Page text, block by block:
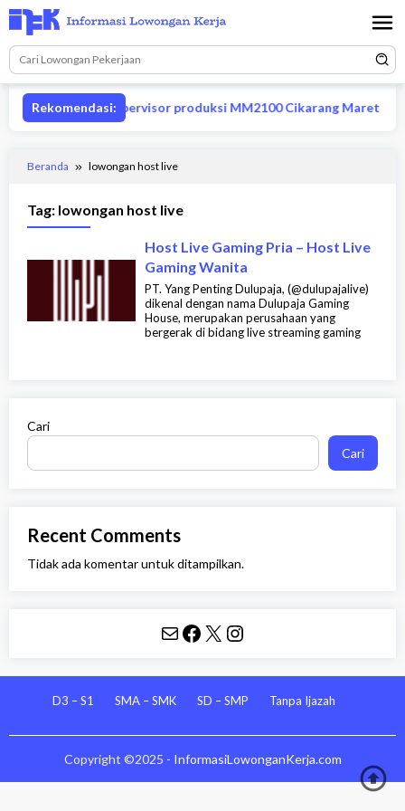
Loncat
ke
konten
Rekomendasi:
Lowongan supervisor produksi MM2100 Cikarang Maret 2026
Beranda lowongan host live
Tag: lowongan host live
Host Live Gaming Pria – Host Live
Gaming Wanita
PT. Yang Penting Dulupaja, (@dulupajalive)
dikenal dengan nama Dulupaja Gaming
House, merupakan perusahaan yang
bergerak di bidang live streaming gaming
Cari
Cari
Recent Comments
Tidak ada komentar untuk ditampilkan.
Mail Facebook X Instagram
D3 – S1 SMA – SMK SD – SMP Tanpa Ijazah
Copyright ©2025 - InformasiLowonganKerja.com